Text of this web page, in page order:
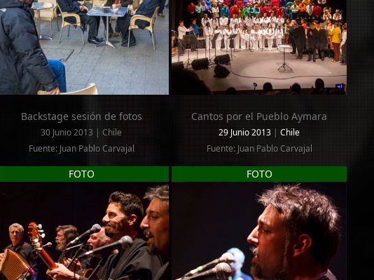
Backstage sesión de fotos
30 Junio 2013 | Chile
Fuente: Juan Pablo Carvajal
Cantos por el Pueblo Aymara
29 Junio 2013|Chile
Fuente: Juan Pablo Carvajal
FOTO FOTO